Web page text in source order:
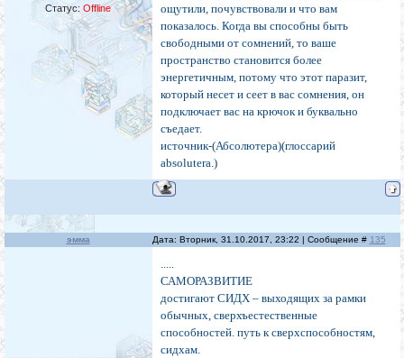
Статус: Offline
ощутили, почувствовали и что вам
показалось. Когда вы способны быть
свободными от сомнений, то ваше
пространство становится более
энергетичным, потому что этот паразит,
который несет и сеет в вас сомнения, он
подключает вас на крючок и буквально
съедает.
источник-(Абсолютера)(глоссарий
absolutera.)
эмма Дата: Вторник, 31.10.2017, 23:22 | Сообщение # 135
.....
САМОРАЗВИТИЕ
достигают СИДХ – выходящих за рамки
обычных, сверхъестественные
способностей. путь к сверхспособностям,
сидхам.